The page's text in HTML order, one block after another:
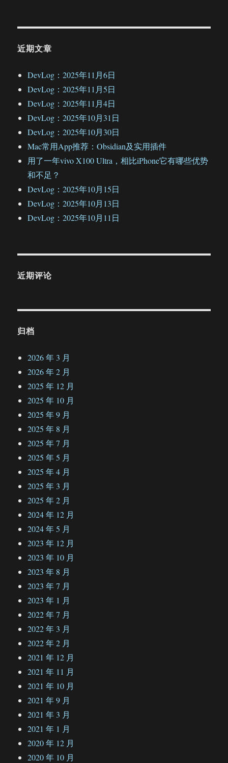
近期文章
DevLog：2025年11月6日
DevLog：2025年11月5日
DevLog：2025年11月4日
DevLog：2025年10月31日
DevLog：2025年10月30日
Mac常用App推荐：Obsidian及实用插件
用了一年vivo X100 Ultra，相比iPhone它有哪些优势
和不足？
DevLog：2025年10月15日
DevLog：2025年10月13日
DevLog：2025年10月11日
近期评论
归档
2026 年 3 月
2026 年 2 月
2025 年 12 月
2025 年 10 月
2025 年 9 月
2025 年 8 月
2025 年 7 月
2025 年 5 月
2025 年 4 月
2025 年 3 月
2025 年 2 月
2024 年 12 月
2024 年 5 月
2023 年 12 月
2023 年 10 月
2023 年 8 月
2023 年 7 月
2023 年 1 月
2022 年 7 月
2022 年 3 月
2022 年 2 月
2021 年 12 月
2021 年 11 月
2021 年 10 月
2021 年 9 月
2021 年 3 月
2021 年 1 月
2020 年 12 月
2020 年 10 月